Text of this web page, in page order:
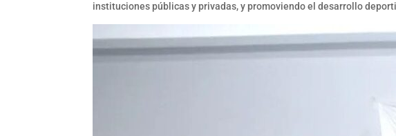
instituciones públicas y privadas, y promoviendo el desarrollo